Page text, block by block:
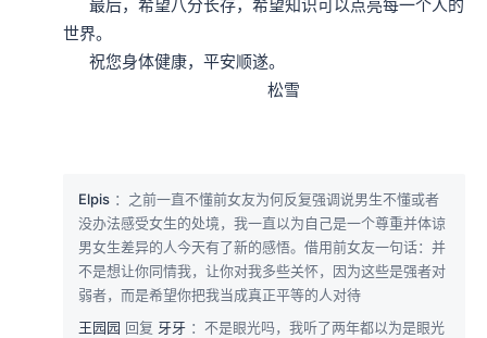
世界。
Elpis ：之前一直不懂前女友为何反复强调说男生不懂或者
没办法感受女生的处境，我一直以为自己是一个尊重并体谅
男女生差异的人今天有了新的感悟。借用前女友一句话：并
不是想让你同情我，让你对我多些关怀，因为这些是强者对
弱者，而是希望你把我当成真正平等的人对待
王园园 回复 牙牙 ：不是眼光吗，我听了两年都以为是眼光